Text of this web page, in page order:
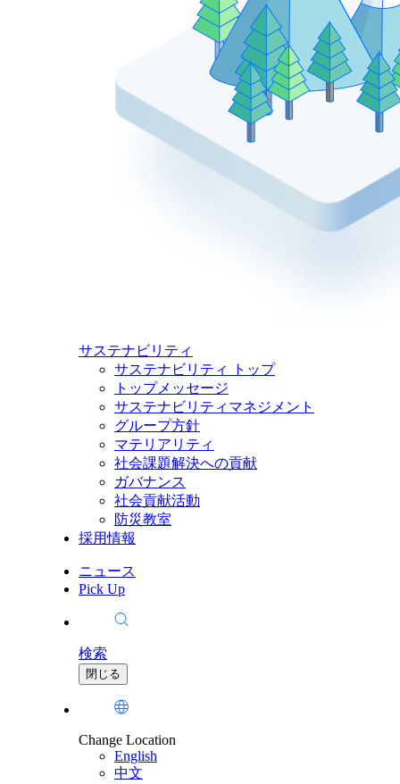
サステナビリティ
サステナビリティ トップ
トップメッセージ
サステナビリティマネジメント
グループ方針
マテリアリティ
社会課題解決への貢献
ガバナンス
社会貢献活動
防災教室
採用情報
ニュース
Pick Up
検索
閉じる
Change Location
English
中文